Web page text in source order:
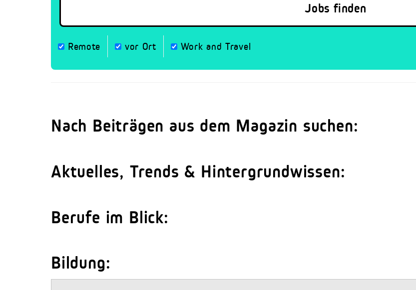
Remote vor Ort Work and Travel
Nach Beiträgen aus dem Magazin suchen:
Aktuelles, Trends & Hintergrundwissen:
Berufe im Blick:
Bildung: